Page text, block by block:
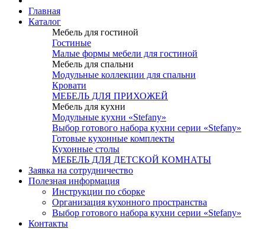
Главная
Каталог
Мебель для гостиной
Гостиные
Малые формы мебели для гостиной
Мебель для спальни
Модульные коллекции для спальни
Кровати
МЕБЕЛЬ ДЛЯ ПРИХОЖЕЙ
Мебель для кухни
Модульные кухни «Stefany»
Выбор готового набора кухни серии «Stefany»
Готовые кухонные комплекты
Кухонные столы
МЕБЕЛЬ ДЛЯ ДЕТСКОЙ КОМНАТЫ
Заявка на сотрудничество
Полезная информация
Инструкции по сборке
Организация кухонного пространства
Выбор готового набора кухни серии «Stefany»
Контакты